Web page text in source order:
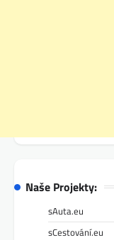
Naše Projekty:
sAuta.eu
sCestování.eu